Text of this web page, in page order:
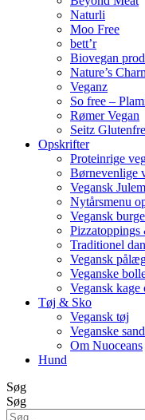
Naturli
Moo Free
bett’r
Biovegan
Nature’s
Veganz
So free –
Rømer Vegan
Seitz
Opskrifter
Proteinrige
Børnevenlige
Vegansk
Nytårsmenu
Vegansk
Traditionel
Vegansk
Veganske
Vegansk kage
Tøj & Sko
Vegansk tøj
Veganske
Om Nuoceans
Hund
Søg
Søg